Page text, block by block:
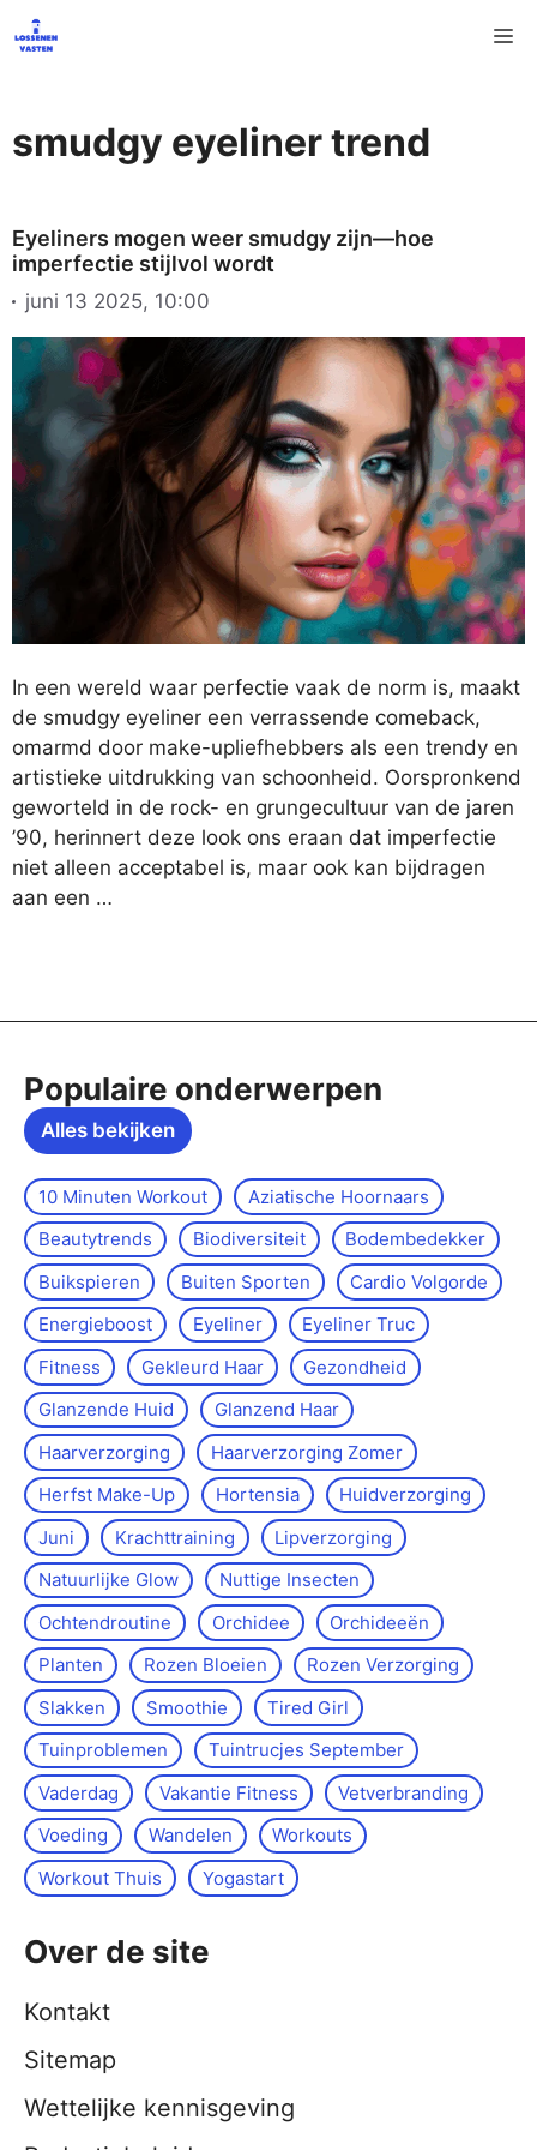
naar
smudgy eyeliner trend
Eyeliners mogen weer smudgy zijn—hoe
imperfectie stijlvol wordt
juni 13 2025, 10:00
In een wereld waar perfectie vaak de norm is, maakt
de smudgy eyeliner een verrassende comeback,
omarmd door make-upliefhebbers als een trendy en
artistieke uitdrukking van schoonheid. Oorspronkend
geworteld in de rock- en grungecultuur van de jaren
’90, herinnert deze look ons eraan dat imperfectie
niet alleen acceptabel is, maar ook kan bijdragen
aan een …
Populaire onderwerpen
Alles bekijken
10 Minuten Workout
Aziatische Hoornaars
Beautytrends
Biodiversiteit
Bodembedekker
Buikspieren
Buiten Sporten
Cardio Volgorde
Energieboost
Eyeliner
Eyeliner Truc
Fitness
Gekleurd Haar
Gezondheid
Glanzende Huid
Glanzend Haar
Haarverzorging
Haarverzorging Zomer
Herfst Make-Up
Hortensia
Huidverzorging
Juni
Krachttraining
Lipverzorging
Natuurlijke Glow
Nuttige Insecten
Ochtendroutine
Orchidee
Orchideeën
Planten
Rozen Bloeien
Rozen Verzorging
Slakken
Smoothie
Tired Girl
Tuinproblemen
Tuintrucjes September
Vaderdag
Vakantie Fitness
Vetverbranding
Voeding
Wandelen
Workouts
Workout Thuis
Yoga­start
Over de site
Kontakt
Sitemap
Wettelijke kennisgeving